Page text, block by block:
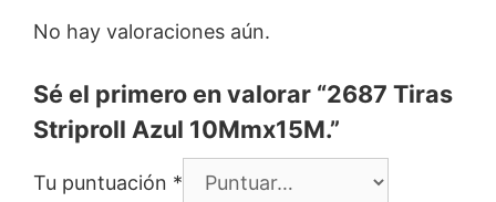
No hay valoraciones aún.
Sé el primero en valorar “2687 Tiras
Striproll Azul 10Mmx15M.”
Tu puntuación *